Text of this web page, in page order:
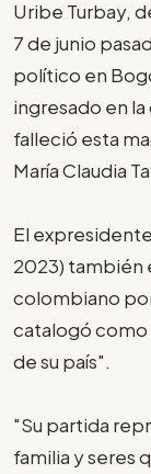
Uribe Turbay,
7 de junio
político en
ingresado en
falleció esta
María Claudia
El
2023) también
colombiano
catalogó
de su país".
"Su partida
familia y seres